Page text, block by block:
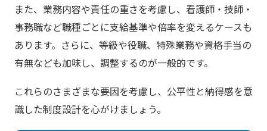
また、業務内容や責任の重さを考慮し、看護師・技師・
事務職など職種ごとに支給基準や倍率を変えるケースも
あります。さらに、等級や役職、特殊業務や資格手当の
有無なども加味し、調整するのが一般的です。
これらのさまざまな要因を考慮し、公平性と納得感を意
識した制度設計を心がけましょう。